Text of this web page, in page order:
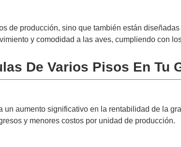
de producción, sino que también están
y comodidad a las aves, cumpliendo con
De Varios Pisos En Tu
aumento significativo en la rentabilidad de la
y menores costos por unidad de producción.